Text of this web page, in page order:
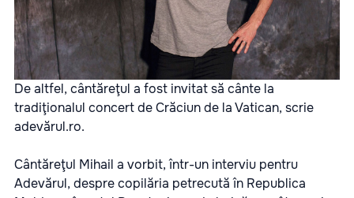
De altfel, cântăreţul a fost invitat să cânte la
tradiţionalul concert de Crăciun de la Vatican, scrie
adevărul.ro.
Cântăreţul Mihail a vorbit, într-un interviu pentru
Adevărul, despre copilăria petrecută în Republica